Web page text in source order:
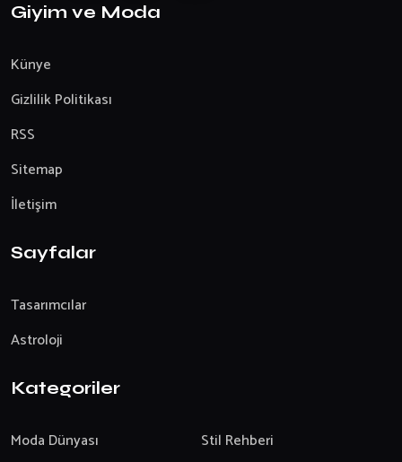
Giyim ve Moda
Künye
Gizlilik Politikası
RSS
Sitemap
İletişim
Sayfalar
Tasarımcılar
Astroloji
Kategoriler
Moda Dünyası Stil Rehberi